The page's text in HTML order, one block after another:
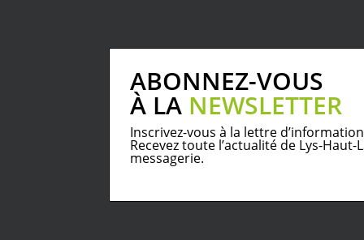
ABONNEZ-VOUS
À LA NEWSLETTER
Inscrivez-vous à la lettre
Recevez toute l’actualité de Lys-
messagerie.